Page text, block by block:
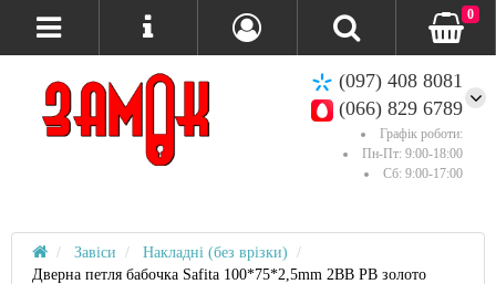
(097) 408 8081
(066) 829 6789
Графік роботи:
Пн-Пт: 9:00-18:00
Сб: 9:00-17:00
0
Завіси
Накладні (без врізки)
Дверна петля бабочка Safita 100*75*2,5mm 2BB PB золото